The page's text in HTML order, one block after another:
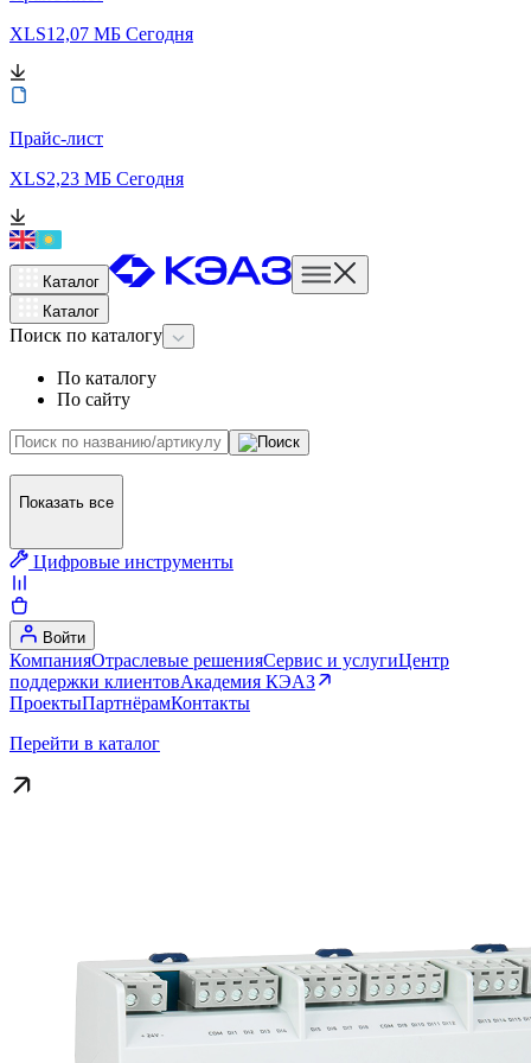
XLS12,07 МБ Сегодня
Прайс-лист
XLS2,23 МБ Сегодня
Каталог
Каталог
Поиск по каталогу
По каталогу
По сайту
Показать все
Цифровые инструменты
Войти
КомпанияОтраслевые решенияСервис и услугиЦентр
поддержки клиентовАкадемия КЭАЗ
ПроектыПартнёрамКонтакты
Перейти в каталог